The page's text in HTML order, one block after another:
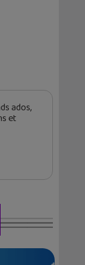
ados,
et